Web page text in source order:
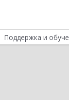
Поддержка и